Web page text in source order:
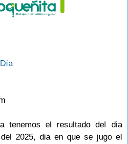
tenemos el resultado del dia
2025, dia en que se jugo el